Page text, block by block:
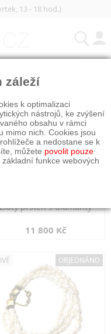
13 - 18 hod.)
Zlatý prsten s diamanty
11 800 Kč
OBJEDNÁNO
záleží
k optimalizaci
nástrojů, ke zvýšení
obsahu v rámci
mimo nich. Cookies jsou
a nedostane se k
můžete povolit pouze
funkce webových